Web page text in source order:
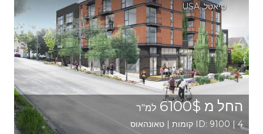
סיאטל,
USA
החל מ 6100$ למ"ר
ID: 9100 | 4 קומות | טאונהאוס